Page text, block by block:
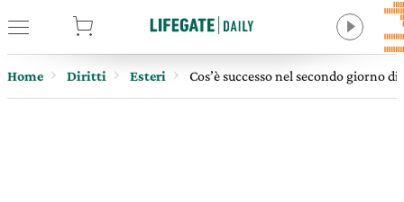
Home Diritti Esteri Cos’è successo nel secondo giorno